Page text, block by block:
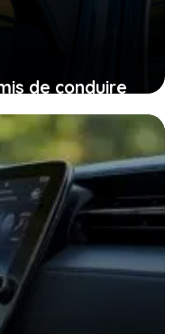
de conduire
pas filer